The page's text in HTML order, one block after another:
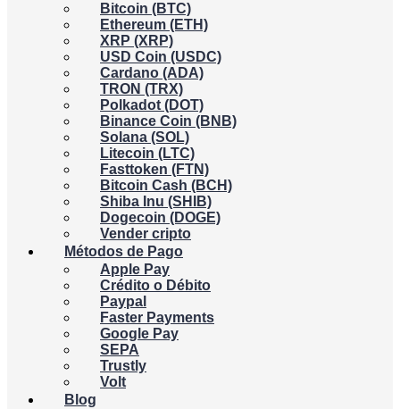
Bitcoin (BTC)
Ethereum (ETH)
XRP (XRP)
USD Coin (USDC)
Cardano (ADA)
TRON (TRX)
Polkadot (DOT)
Binance Coin (BNB)
Solana (SOL)
Litecoin (LTC)
Fasttoken (FTN)
Bitcoin Cash (BCH)
Shiba Inu (SHIB)
Dogecoin (DOGE)
Vender cripto
Métodos de Pago
Apple Pay
Crédito o Débito
Paypal
Faster Payments
Google Pay
SEPA
Trustly
Volt
Blog